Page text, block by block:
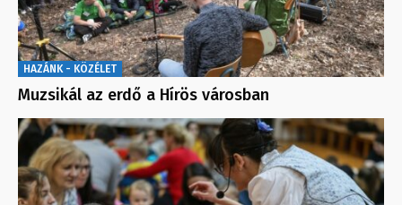
HAZÁNK - KÖZÉLET
Muzsikál az erdő a Hírös városban